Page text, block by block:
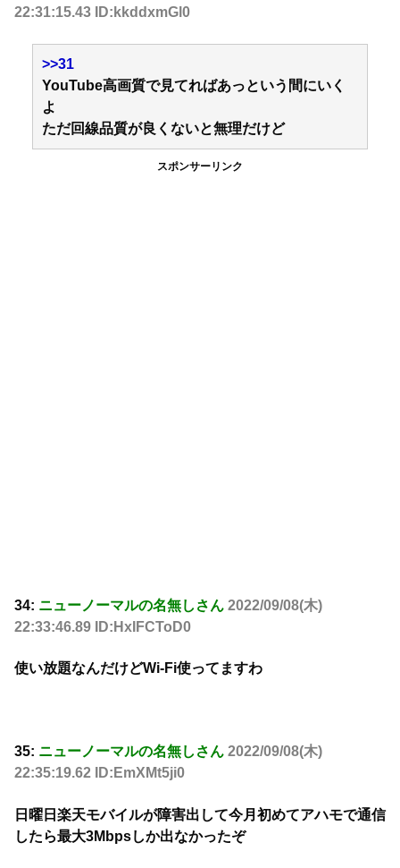
22:31:15.43 ID:kkddxmGl0
>>31
YouTube高画質で見てればあっという間にいく
よ
ただ回線品質が良くないと無理だけど
スポンサーリンク
34: ニューノーマルの名無しさん 2022/09/08(木)
22:33:46.89 ID:HxIFCToD0
使い放題なんだけどWi-Fi使ってますわ
35: ニューノーマルの名無しさん 2022/09/08(木)
22:35:19.62 ID:EmXMt5ji0
日曜日楽天モバイルが障害出して今月初めてアハモで通信
したら最大3Mbpsしか出なかったぞ